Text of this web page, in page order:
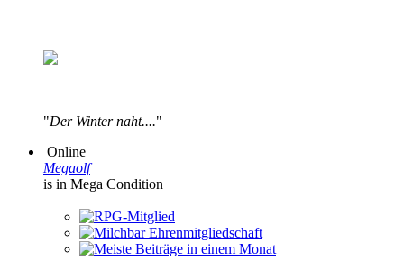
"Der Winter naht...."
Online
Megaolf
is in Mega Condition